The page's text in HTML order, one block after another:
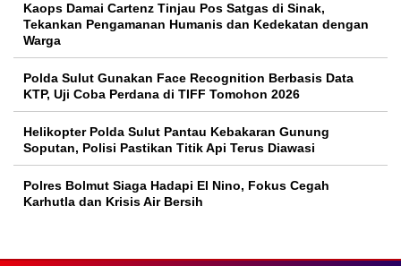
Kaops Damai Cartenz Tinjau Pos Satgas di Sinak,
Tekankan Pengamanan Humanis dan Kedekatan dengan
Warga
Polda Sulut Gunakan Face Recognition Berbasis Data
KTP, Uji Coba Perdana di TIFF Tomohon 2026
Helikopter Polda Sulut Pantau Kebakaran Gunung
Soputan, Polisi Pastikan Titik Api Terus Diawasi
Polres Bolmut Siaga Hadapi El Nino, Fokus Cegah
Karhutla dan Krisis Air Bersih